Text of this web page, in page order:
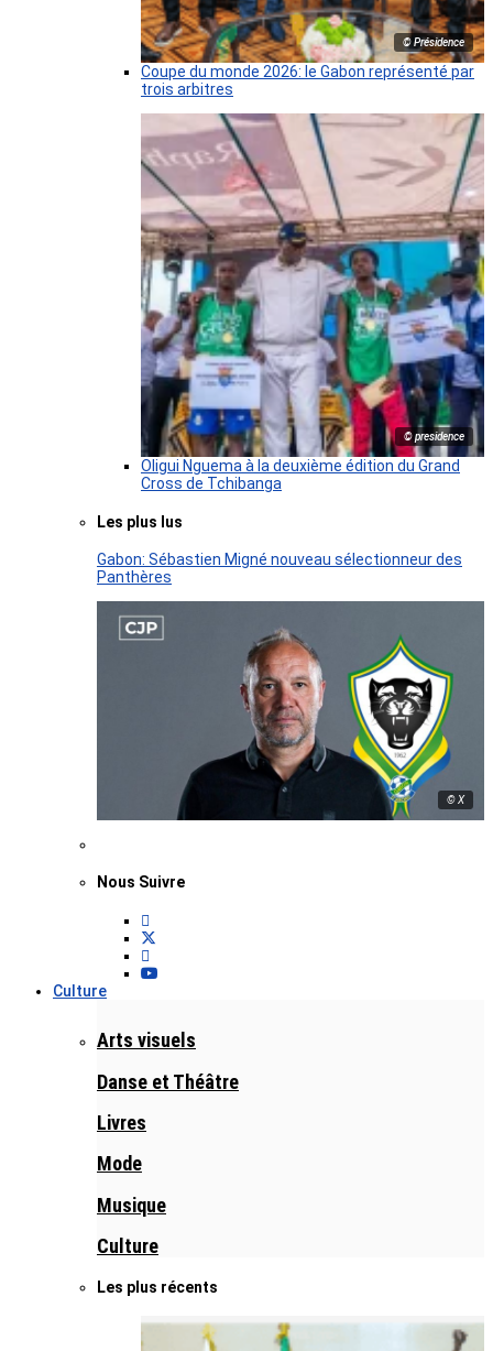
© Présidence
Coupe du monde 2026: le Gabon représenté par
trois arbitres
© presidence
Oligui Nguema à la deuxième édition du Grand
Cross de Tchibanga
Les plus lus
Gabon: Sébastien Migné nouveau sélectionneur des
Panthères
© X
Nous Suivre
Culture
Arts visuels
Danse et Théâtre
Livres
Mode
Musique
Culture
Les plus récents